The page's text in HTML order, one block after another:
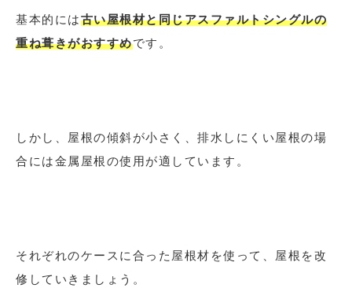
基本的には古い屋根材と同じアスファルトシングルの
重ね葺きがおすすめです。
しかし、屋根の傾斜が小さく、排水しにくい屋根の場
合には金属屋根の使用が適しています。
それぞれのケースに合った屋根材を使って、屋根を改
修していきましょう。